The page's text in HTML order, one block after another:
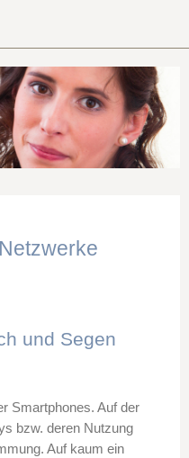
und Segen
Smartphones. Auf der
bzw. deren Nutzung
Auf kaum ein